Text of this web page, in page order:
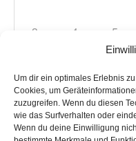
Um dir ein optimales Erlebnis
Cookies, um
zuzugreifen. Wenn du diesen
wie das Surfverhalten oder
Wenn du deine Einwilligung
3 4 5
10 11 12
17 18 19